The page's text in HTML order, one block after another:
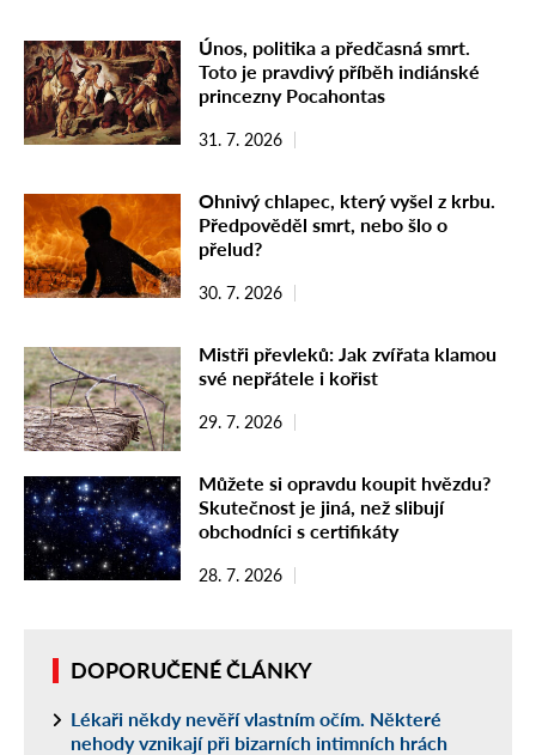
Únos, politika a předčasná smrt.
Toto je pravdivý příběh indiánské
princezny Pocahontas
31. 7. 2026
Ohnivý chlapec, který vyšel z krbu.
Předpověděl smrt, nebo šlo o
přelud?
30. 7. 2026
Mistři převleků: Jak zvířata klamou
své nepřátele i kořist
29. 7. 2026
Můžete si opravdu koupit hvězdu?
Skutečnost je jiná, než slibují
obchodníci s certifikáty
28. 7. 2026
DOPORUČENÉ ČLÁNKY
Lékaři někdy nevěří vlastním očím. Některé
nehody vznikají při bizarních intimních hrách